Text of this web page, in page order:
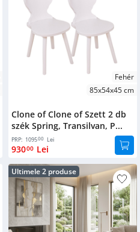
Fehér
85x54x45 cm
Clone of Clone of Szett 2 db
szék Spring, Transilvan, P...
PRP: 109500 Lei
93000 Lei
Ultimele 2 produse